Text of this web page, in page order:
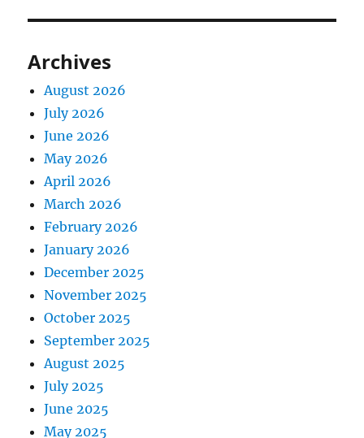
Archives
August 2026
July 2026
June 2026
May 2026
April 2026
March 2026
February 2026
January 2026
December 2025
November 2025
October 2025
September 2025
August 2025
July 2025
June 2025
May 2025